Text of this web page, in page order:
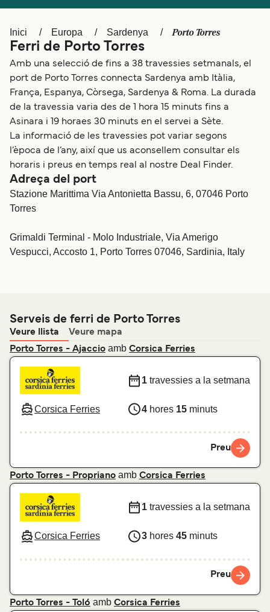
Україна
المغرب Maroc (FR)
Inici Europa Sardenya Porto Torres
Ferri de Porto Torres
Amb una selecció de fins a 38 travessies setmanals, el
port de Porto Torres connecta Sardenya amb Itàlia,
França, Espanya, Còrsega, Sardenya & Roma. La durada
de la travessia varia des de 1 hora 15 minuts fins a
Asinara i 19 horaes 30 minuts en el servei a Sète.
La informació de les travessies pot variar segons
l’època de l’any, així que us aconsellem consultar els
horaris i preus en temps real al nostre Deal Finder.
Adreça del port
Stazione Marittima Via Antonietta Bassu, 6, 07046 Porto
Torres
Grimaldi Terminal - Molo Industriale, Via Amerigo
Vespucci, Accosto 1, Porto Torres 07046, Sardinia, Italy
Serveis de ferri de Porto Torres
Veure llista
Veure mapa
Porto Torres - Ajaccio amb Corsica Ferries
Corsica Ferries
1 travessies a la setmana
4 hores 15 minuts
Preu
Porto Torres - Propriano amb Corsica Ferries
Corsica Ferries
1 travessies a la setmana
3 hores 45 minuts
Preu
Porto Torres - Toló amb Corsica Ferries